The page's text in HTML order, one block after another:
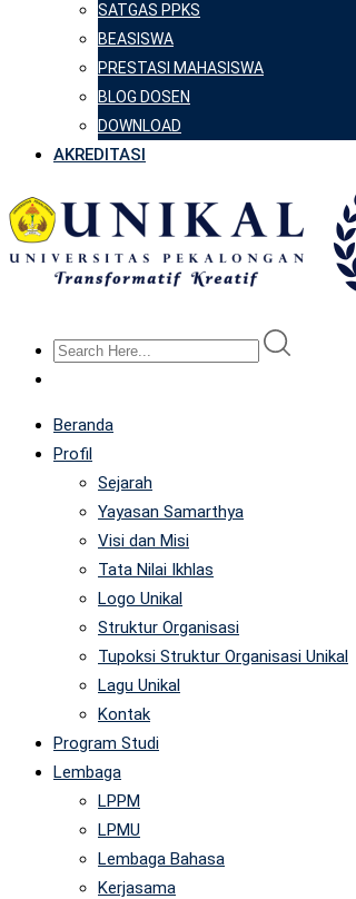
SATGAS PPKS
BEASISWA
PRESTASI MAHASISWA
BLOG DOSEN
DOWNLOAD
AKREDITASI
Beranda
Profil
Sejarah
Yayasan Samarthya
Visi dan Misi
Tata Nilai Ikhlas
Logo Unikal
Struktur Organisasi
Tupoksi Struktur Organisasi Unikal
Lagu Unikal
Kontak
Program Studi
Lembaga
LPPM
LPMU
Lembaga Bahasa
Kerjasama